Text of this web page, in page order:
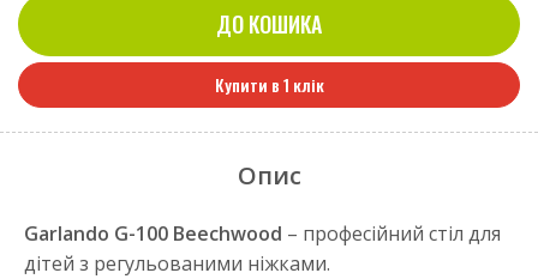
ДО КОШИКА
Купити в 1 клік
Опис
Garlando G-100 Beechwood – професійний стіл для
дітей з регульованими ніжками.